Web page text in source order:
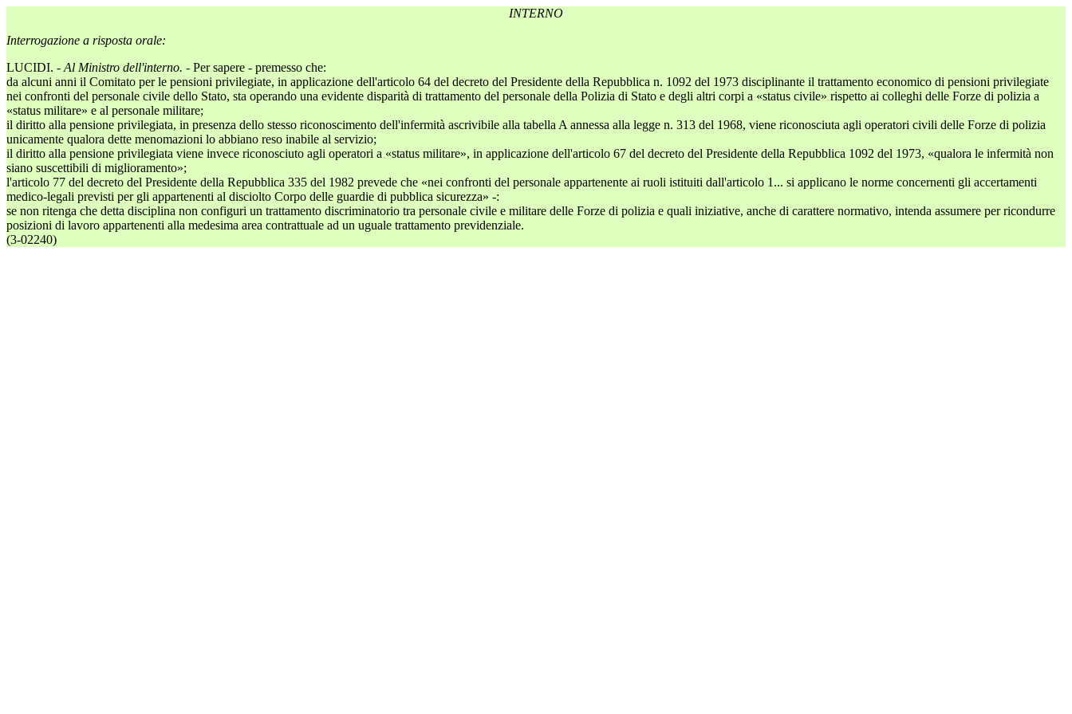
INTERNO
Interrogazione a risposta orale:
LUCIDI. - Al Ministro dell'interno. - Per sapere - premesso che:
da alcuni anni il Comitato per le pensioni privilegiate, in applicazione dell'articolo 64 del decreto del Presidente della Repubblica n. 1092 del 1973 disciplinante il trattamento economico di pensioni privilegiate
nei confronti del personale civile dello Stato, sta operando una evidente disparità di trattamento del personale della Polizia di Stato e degli altri corpi a «status civile» rispetto ai colleghi delle Forze di polizia a
«status militare» e al personale militare;
il diritto alla pensione privilegiata, in presenza dello stesso riconoscimento dell'infermità ascrivibile alla tabella A annessa alla legge n. 313 del 1968, viene riconosciuta agli operatori civili delle Forze di polizia
unicamente qualora dette menomazioni lo abbiano reso inabile al servizio;
il diritto alla pensione privilegiata viene invece riconosciuto agli operatori a «status militare», in applicazione dell'articolo 67 del decreto del Presidente della Repubblica 1092 del 1973, «qualora le infermità non
siano suscettibili di miglioramento»;
l'articolo 77 del decreto del Presidente della Repubblica 335 del 1982 prevede che «nei confronti del personale appartenente ai ruoli istituiti dall'articolo 1... si applicano le norme concernenti gli accertamenti
medico-legali previsti per gli appartenenti al disciolto Corpo delle guardie di pubblica sicurezza» -:
se non ritenga che detta disciplina non configuri un trattamento discriminatorio tra personale civile e militare delle Forze di polizia e quali iniziative, anche di carattere normativo, intenda assumere per ricondurre
posizioni di lavoro appartenenti alla medesima area contrattuale ad un uguale trattamento previdenziale.
(3-02240)